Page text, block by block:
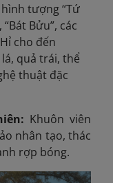
tượng “Tứ
Bửu”, các
cho đến
quả trái, thể
thuật đặc
Khuôn viên
nhân tạo, thác
rợp bóng.